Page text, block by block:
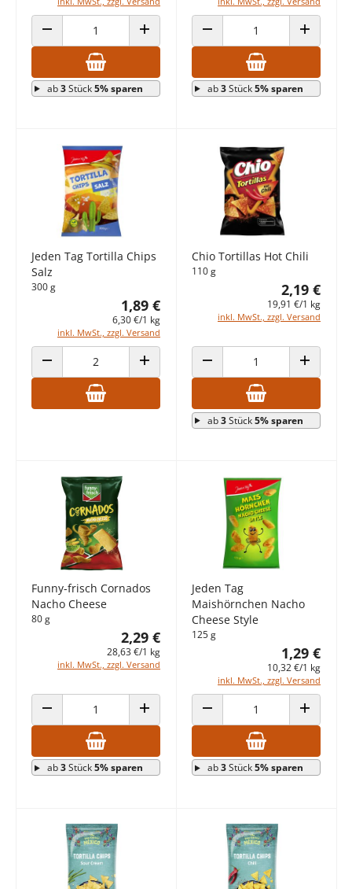
ANZAHL VERRINGERN ANZAHL ERHÖHEN
ab3Stück5% sparen
ANZAHL VERRINGERN ANZAHL
ab3Stück5% sparen
Jeden Tag Tortilla Chips
Salz
300 g
1,89 €
6,30 €/1 kg
inkl. MwSt., zzgl. Versand
ANZAHL VERRINGERN ANZAHL ERHÖHEN
Chio Tortillas Hot Chili
110 g
2,19 €
19,91 €/1 kg
inkl. MwSt., zzgl. Versand
ANZAHL VERRINGERN ANZAHL
ab3Stück5% sparen
Funny-frisch Cornados
Nacho Cheese
80 g
2,29 €
28,63 €/1 kg
inkl. MwSt., zzgl. Versand
ANZAHL VERRINGERN ANZAHL ERHÖHEN
ab3Stück5% sparen
Jeden Tag
Maishörnchen Nacho
Cheese Style
125 g
1,29 €
10,32 €/1 kg
inkl. MwSt., zzgl. Versand
ANZAHL VERRINGERN ANZAHL
ab3Stück5% sparen